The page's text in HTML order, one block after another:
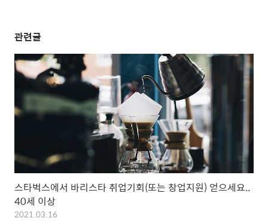
관련글
스타벅스에서 바리스타 취업기회(또는 창업지원) 얻으세요..
40세 이상
2021.03.16